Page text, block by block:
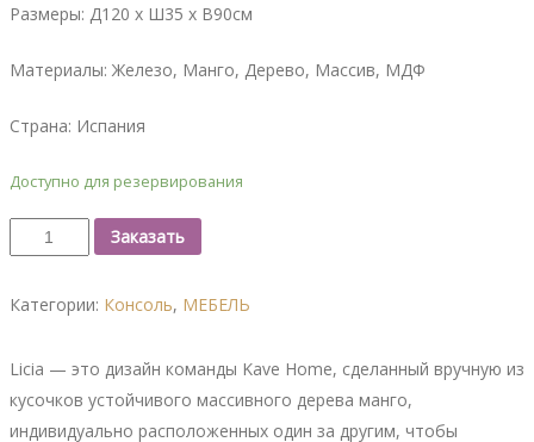
Размеры: Д120 x Ш35 x В90см
Материалы: Железо, Манго, Дерево, Массив, МДФ
Страна: Испания
Доступно для резервирования
Заказать
Категории: Консоль, МЕБЕЛЬ
Licia — это дизайн команды Kave Home, сделанный вручную из
кусочков устойчивого массивного дерева манго,
индивидуально расположенных один за другим, чтобы